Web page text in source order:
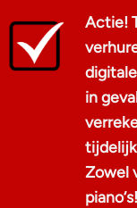
Actie!
in
tijdelijk
Zowel
piano‘s!